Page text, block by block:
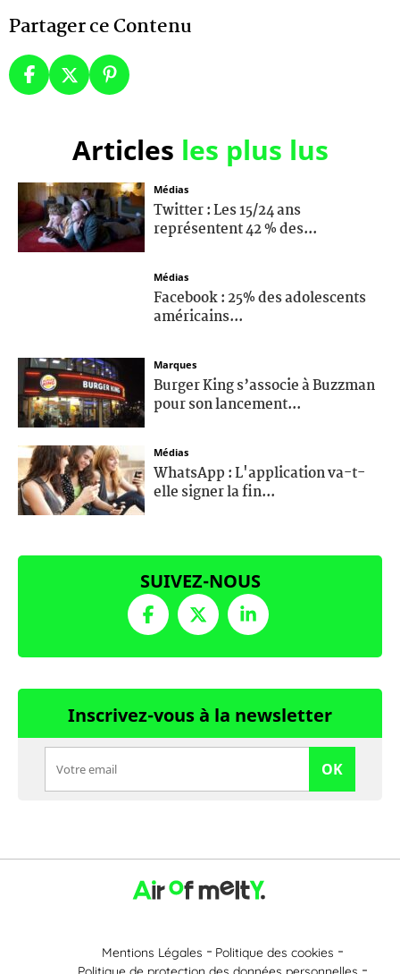
Partager ce Contenu
Articles les plus lus
Médias
Twitter : Les 15/24 ans
représentent 42 % des...
Médias
Facebook : 25% des adolescents
américains...
Marques
Burger King s’associe à Buzzman
pour son lancement...
Médias
WhatsApp : L'application va-t-
elle signer la fin...
SUIVEZ-NOUS
Inscrivez-vous à la newsletter
OK
Mentions Légales
Politique des cookies